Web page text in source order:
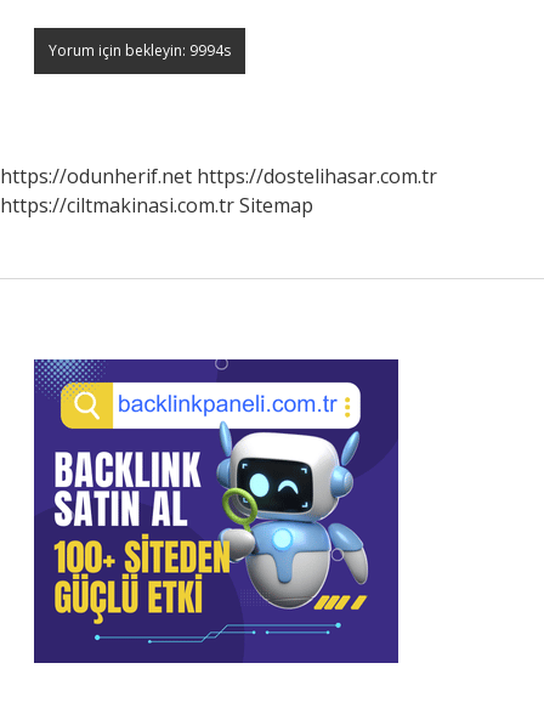
https://odunherif.net https://dostelihasar.com.tr
https://ciltmakinasi.com.trSitemap
Sidebar